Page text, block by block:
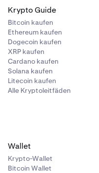
Krypto Guide
Bitcoin kaufen
Ethereum kaufen
Dogecoin kaufen
XRP kaufen
Cardano kaufen
Solana kaufen
Litecoin kaufen
Alle Kryptoleitfäden
Wallet
Krypto-Wallet
Bitcoin Wallet